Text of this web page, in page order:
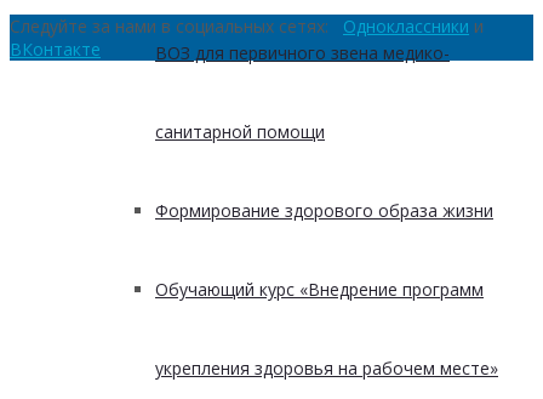
ВОЗ для первичного звена медико-
санитарной помощи
Формирование здорового образа жизни
Обучающий курс «Внедрение программ
укрепления здоровья на рабочем месте»
Следуйте за нами в социальных сетях: Одноклассники и
ВКонтакте